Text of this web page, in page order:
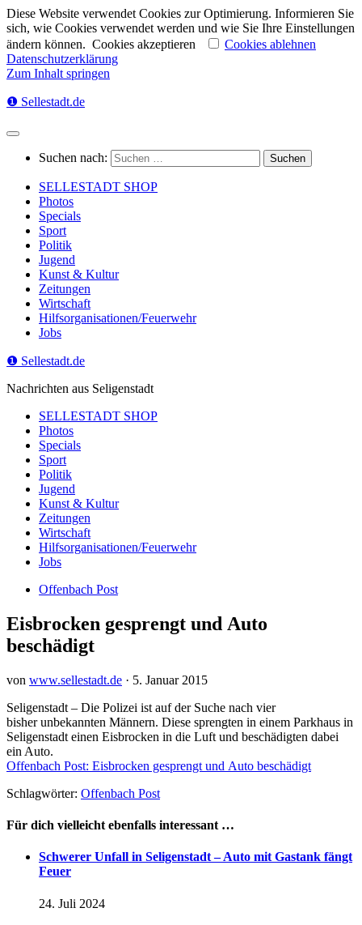
Diese Website verwendet Cookies zur Optimierung. Informieren Sie
sich, wie Cookies verwendet werden und wie Sie Ihre Einstellungen
ändern können. Cookies akzeptieren
Cookies ablehnen
Datenschutzerklärung
Zum Inhalt springen
❶ Sellestadt.de
Suchen nach:
SELLESTADT SHOP
Photos
Specials
Sport
Politik
Jugend
Kunst & Kultur
Zeitungen
Wirtschaft
Hilfsorganisationen/Feuerwehr
Jobs
❶ Sellestadt.de
Nachrichten aus Seligenstadt
SELLESTADT SHOP
Photos
Specials
Sport
Politik
Jugend
Kunst & Kultur
Zeitungen
Wirtschaft
Hilfsorganisationen/Feuerwehr
Jobs
Offenbach Post
Eisbrocken gesprengt und Auto
beschädigt
von www.sellestadt.de · 5. Januar 2015
Seligenstadt – Die Polizei ist auf der Suche nach vier
bisher unbekannten Männern. Diese sprengten in einem Parkhaus in
Seligenstadt einen Eisbrocken in die Luft und beschädigten dabei
ein Auto.
Offenbach Post: Eisbrocken gesprengt und Auto beschädigt
Schlagwörter: Offenbach Post
Für dich vielleicht ebenfalls interessant …
Schwerer Unfall in Seligenstadt – Auto mit Gastank fängt
Feuer
24. Juli 2024